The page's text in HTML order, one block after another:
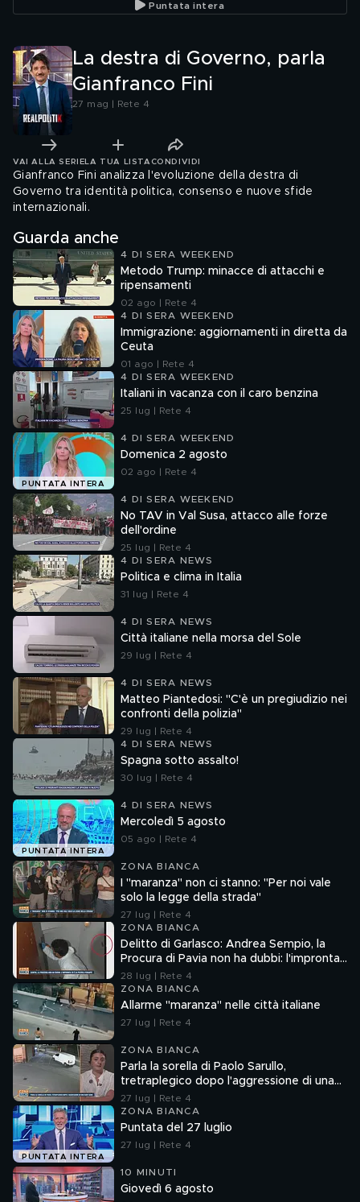
Puntata intera
La destra di Governo, parla
Gianfranco Fini
27 mag | Rete 4
VAI ALLA SERIE LA TUA LISTA CONDIVIDI
Gianfranco Fini analizza l'evoluzione della destra di
Governo tra identità politica, consenso e nuove sfide
internazionali.
Guarda anche
4 DI SERA WEEKEND
Metodo Trump: minacce di attacchi e
ripensamenti
02 ago | Rete 4
4 DI SERA WEEKEND
Immigrazione: aggiornamenti in diretta da
Ceuta
01 ago | Rete 4
4 DI SERA WEEKEND
Italiani in vacanza con il caro benzina
25 lug | Rete 4
PUNTATA INTERA
4 DI SERA WEEKEND
Domenica 2 agosto
02 ago | Rete 4
4 DI SERA WEEKEND
No TAV in Val Susa, attacco alle forze
dell'ordine
25 lug | Rete 4
4 DI SERA NEWS
Politica e clima in Italia
31 lug | Rete 4
4 DI SERA NEWS
Città italiane nella morsa del Sole
29 lug | Rete 4
4 DI SERA NEWS
Matteo Piantedosi: "C'è un pregiudizio nei
confronti della polizia"
29 lug | Rete 4
4 DI SERA NEWS
Spagna sotto assalto!
30 lug | Rete 4
PUNTATA INTERA
4 DI SERA NEWS
Mercoledì 5 agosto
05 ago | Rete 4
ZONA BIANCA
I "maranza" non ci stanno: "Per noi vale
solo la legge della strada"
27 lug | Rete 4
ZONA BIANCA
Delitto di Garlasco: Andrea Sempio, la
Procura di Pavia non ha dubbi: l'impronta
33 è la pistola fumante
28 lug | Rete 4
ZONA BIANCA
Allarme "maranza" nelle città italiane
27 lug | Rete 4
ZONA BIANCA
Parla la sorella di Paolo Sarullo,
tretraplegico dopo l'aggressione di una
baby gang
27 lug | Rete 4
PUNTATA INTERA
ZONA BIANCA
Puntata del 27 luglio
27 lug | Rete 4
10 MINUTI
Giovedì 6 agosto